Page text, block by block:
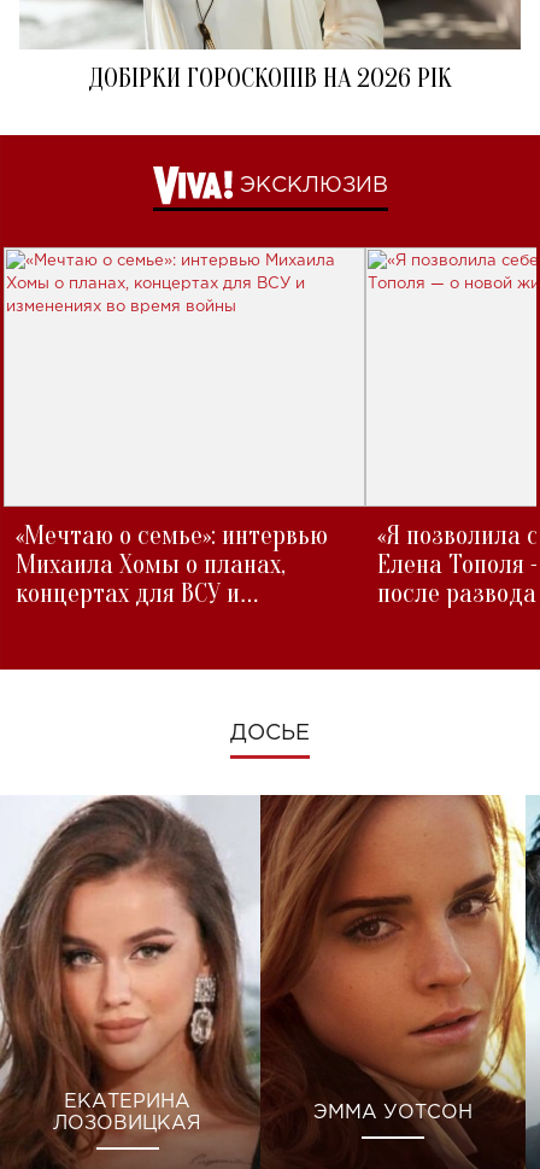
ДОБІРКИ ГОРОСКОПІВ НА 2026 РІК
ЭКСКЛЮЗИВ
«Мечтаю о семье»: интервью
Михаила Хомы о планах,
концертах для ВСУ и
«Я позволила
Елена Тополя
после развода
ДОСЬЕ
ЕКАТЕРИНА
ЛОЗОВИЦКАЯ
ЭММА УОТСОН